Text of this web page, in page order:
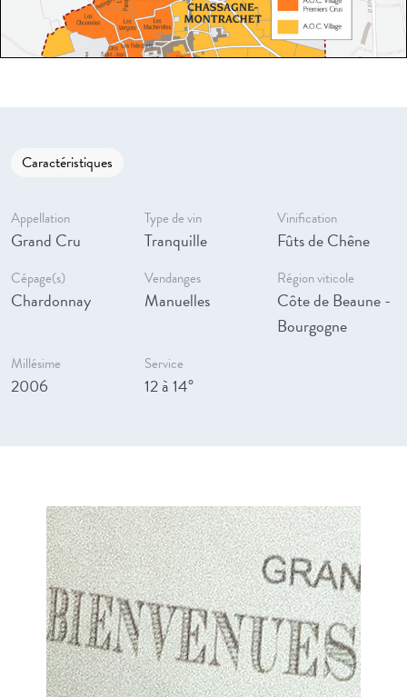
Caractéristiques
Appellation
Grand Cru
Type de vin
Tranquille
Vinification
Fûts de Chêne
Cépage(s)
Chardonnay
Vendanges
Manuelles
Région viticole
Côte de Beaune -
Bourgogne
Millésime
2006
Service
12 à 14°